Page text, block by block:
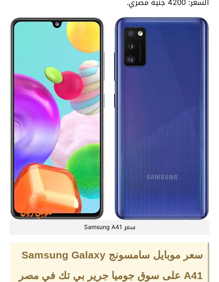
سعر Samsung A41
سعر موبايل سامسونج Samsung Galaxy
A41 على سوق جوميا جرير بي تك في مصر